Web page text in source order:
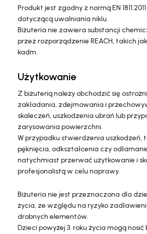
Produkt jest zgodny z normą EN
dotyczącą uwalniania niklu.
Biżuteria nie zawiera substancji
przez rozporządzenie REACH, takich
kadm.
Użytkowanie
Z biżuterią należy obchodzić się
zakładania, zdejmowania i
skaleczeń, uszkodzenia ubrań lub
zarysowania powierzchni.
W przypadku stwierdzenia uszkodzeń,
pęknięcia, odkształcenia czy
natychmiast przerwać użytkowanie i
profesjonalistą w celu naprawy.
Biżuteria nie jest przeznaczona dla
życia, ze względu na ryzyko
drobnych elementów.
Dzieci powyżej 3. roku życia mogą nosić